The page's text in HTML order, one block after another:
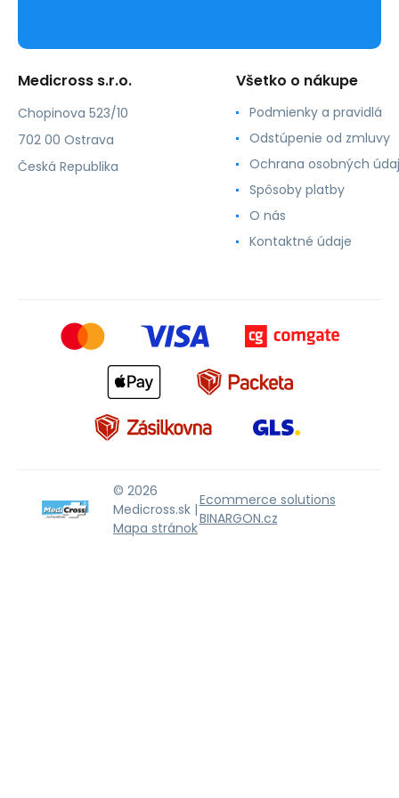
Medicross s.r.o.
Chopinova 523/10
702 00 Ostrava
Česká Republika
Všetko o nákupe
Podmienky a pravidlá
Odstúpenie od zmluvy
Ochrana osobných
Spôsoby platby
O nás
Kontaktné údaje
© 2026
Medicross.sk |
Mapa stránok
Ecommerce solutions
BINARGON.cz